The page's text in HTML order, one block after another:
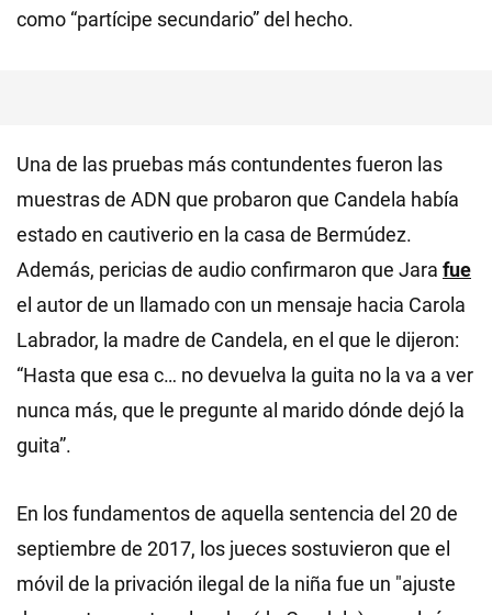
como “partícipe secundario” del hecho.
Una de las pruebas más contundentes fueron las
muestras de ADN que probaron que Candela había
estado en cautiverio en la casa de Bermúdez.
Además, pericias de audio confirmaron que Jara fue
el autor de un llamado con un mensaje hacia Carola
Labrador, la madre de Candela, en el que le dijeron:
“Hasta que esa c… no devuelva la guita no la va a ver
nunca más, que le pregunte al marido dónde dejó la
guita”.
En los fundamentos de aquella sentencia del 20 de
septiembre de 2017, los jueces sostuvieron que el
móvil de la privación ilegal de la niña fue un "ajuste